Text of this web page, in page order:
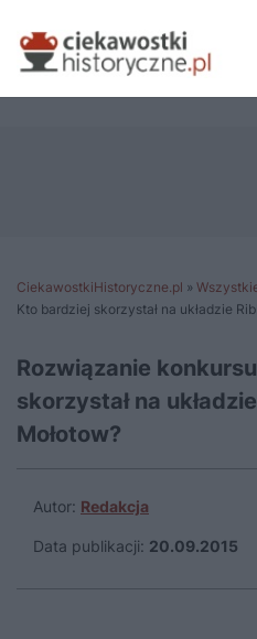
CiekawostkiHistoryczne.pl »
Kto bardziej skorzystał na układzie
Rozwiązanie
skorzystał na
Mołotow?
Autor: Redakcja
Data publikacji: 20.09.2015